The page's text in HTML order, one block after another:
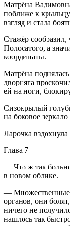
Матрёна
поближе к
взгляд и стала
Стажёр сообразил,
Полосатого, а
координаты.
Матрёна
дворняга
ей на ноги,
Сизокрылый
на боковое
Ларочка вздохнула
Глава 7
— Что ж так
в новом облике.
— Множественные
органов, они
ничего не
нашлось так